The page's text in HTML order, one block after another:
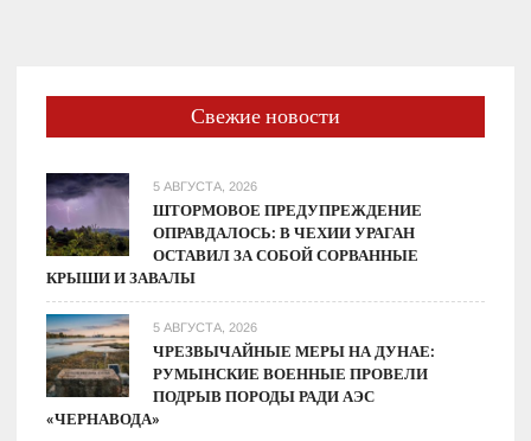
миллионы
центральным
Свежие новости
5 АВГУСТА, 2026
ШТОРМОВОЕ ПРЕДУПРЕЖДЕНИЕ
ОПРАВДАЛОСЬ: В ЧЕХИИ УРАГАН
ОСТАВИЛ ЗА СОБОЙ СОРВАННЫЕ
КРЫШИ И ЗАВАЛЫ
5 АВГУСТА, 2026
ЧРЕЗВЫЧАЙНЫЕ МЕРЫ НА ДУНАЕ:
РУМЫНСКИЕ ВОЕННЫЕ ПРОВЕЛИ
ПОДРЫВ ПОРОДЫ РАДИ АЭС
«ЧЕРНАВОДА»